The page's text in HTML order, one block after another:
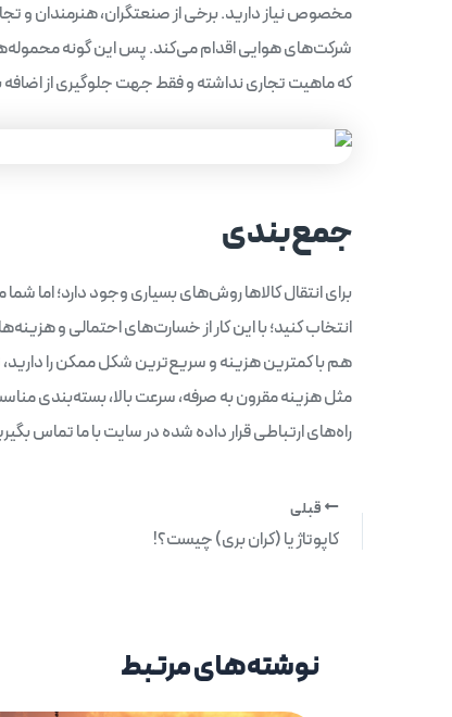
مخصوص نیاز دارید. برخی از صنعتگران، هنرمندان و
شرکت‌های هوایی اقدام می‌کند. پس این گونه
که ماهیت تجاری نداشته و فقط جهت جلوگیری از اضافه
جمع‌بندی
برای انتقال کالاها روش‌های بسیاری وجود دارد؛ اما شما
انتخاب کنید؛ با این کار از خسارت‌های احتمالی و
هم با کمترین هزینه و سریع‌ترین شکل ممکن را دارید،
مثل هزینه مقرون به صرفه، سرعت بالا، بسته‌بندی
راه‌های ارتباطی قرار داده شده در سایت با ما تماس
قبلی
کاپوتاژ یا (کران بری) چیست؟!
نوشته‌های مرتبط